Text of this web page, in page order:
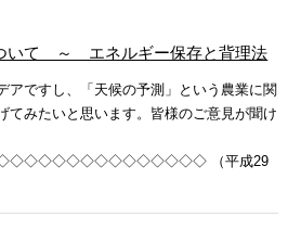
いて ～ エネルギー保存と背理法
アですし、「天候の予測」という農業に関
てみたいと思います。皆様のご意見が聞け
（平成29